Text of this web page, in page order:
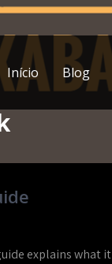
Início Blog
explains what it